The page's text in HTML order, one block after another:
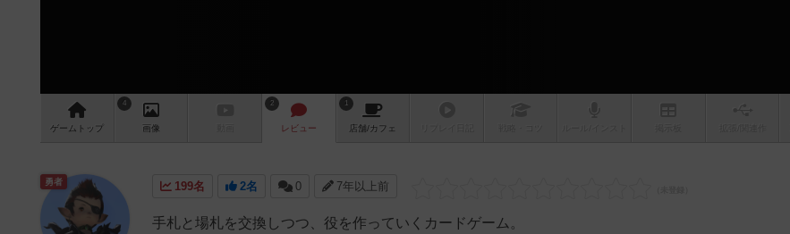
ゲーム トップ
4
画像
2
レビュー
1
店舗/カフェ
199名 2名 0 7年以上前
手札と場札を交換しつつ、役を作っていくカードゲーム。
勇者